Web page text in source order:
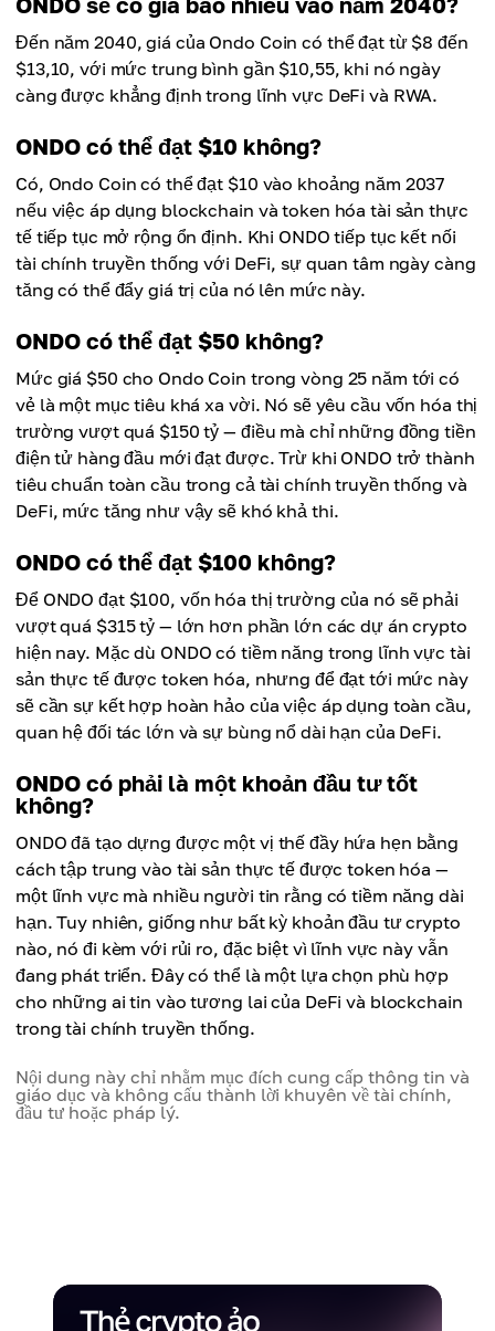
Đến năm 2040, giá của Ondo Coin có thể đạt từ $8 đến
$13,10, với mức trung bình gần $10,55, khi nó ngày
càng được khẳng định trong lĩnh vực DeFi và RWA.
ONDO có thể đạt $10 không?
Có, Ondo Coin có thể đạt $10 vào khoảng năm 2037
nếu việc áp dụng blockchain và token hóa tài sản thực
tế tiếp tục mở rộng ổn định. Khi ONDO tiếp tục kết nối
tài chính truyền thống với DeFi, sự quan tâm ngày càng
tăng có thể đẩy giá trị của nó lên mức này.
ONDO có thể đạt $50 không?
Mức giá $50 cho Ondo Coin trong vòng 25 năm tới có
vẻ là một mục tiêu khá xa vời. Nó sẽ yêu cầu vốn hóa thị
trường vượt quá $150 tỷ — điều mà chỉ những đồng tiền
điện tử hàng đầu mới đạt được. Trừ khi ONDO trở thành
tiêu chuẩn toàn cầu trong cả tài chính truyền thống và
DeFi, mức tăng như vậy sẽ khó khả thi.
ONDO có thể đạt $100 không?
Để ONDO đạt $100, vốn hóa thị trường của nó sẽ phải
vượt quá $315 tỷ — lớn hơn phần lớn các dự án crypto
hiện nay. Mặc dù ONDO có tiềm năng trong lĩnh vực tài
sản thực tế được token hóa, nhưng để đạt tới mức này
sẽ cần sự kết hợp hoàn hảo của việc áp dụng toàn cầu,
quan hệ đối tác lớn và sự bùng nổ dài hạn của DeFi.
ONDO có phải là một khoản đầu tư tốt
không?
ONDO đã tạo dựng được một vị thế đầy hứa hẹn bằng
cách tập trung vào tài sản thực tế được token hóa —
một lĩnh vực mà nhiều người tin rằng có tiềm năng dài
hạn. Tuy nhiên, giống như bất kỳ khoản đầu tư crypto
nào, nó đi kèm với rủi ro, đặc biệt vì lĩnh vực này vẫn
đang phát triển. Đây có thể là một lựa chọn phù hợp
cho những ai tin vào tương lai của DeFi và blockchain
trong tài chính truyền thống.
Nội dung này chỉ nhằm mục đích cung cấp thông tin và
giáo dục và không cấu thành lời khuyên về tài chính,
đầu tư hoặc pháp lý.